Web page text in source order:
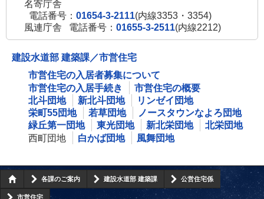
名寄庁舎
電話番号： 01654-3-2111(内線3353・3354)
風連庁舎
電話番号： 01655-3-2511(内線2212)
建設水道部 建築課／市営住宅
市営住宅の入居者募集について
市営住宅の入居手続き
市営住宅の概要
北斗団地
新北斗団地
リンゼイ団地
栄町55団地
若草団地
ノースタウンなよろ団地
緑丘第一団地
東光団地 新北栄団地
北栄団地
西町団地
白かば団地 風舞団地
各課のご案内 建設水道部 建築課 公営住宅係
市営住宅